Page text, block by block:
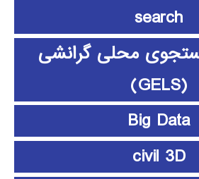
search
محلی گرانشی
(GELS)
Big Data
civil 3D